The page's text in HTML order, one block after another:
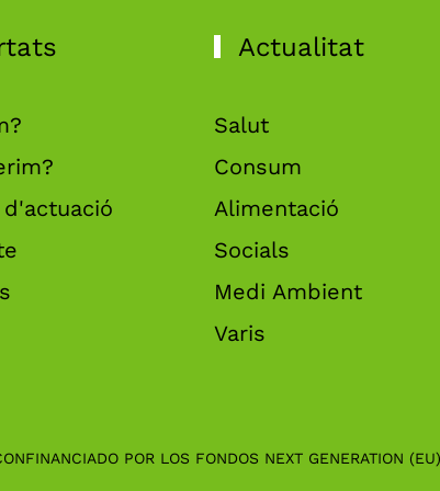
Actualitat
Salut
Consum
Alimentació
Socials
Medi Ambient
Varis
POR LOS FONDOS NEXT GENERATION